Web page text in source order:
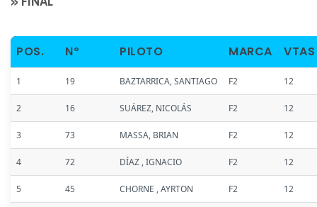
POS. Nº PILOTO MARCA VTAS
1 19 BAZTARRICA, SANTIAGO F2 12
2 16 SUÁREZ, NICOLÁS F2 12
3 73 MASSA, BRIAN F2 12
4 72 DÍAZ , IGNACIO F2 12
5 45 CHORNE , AYRTON F2 12